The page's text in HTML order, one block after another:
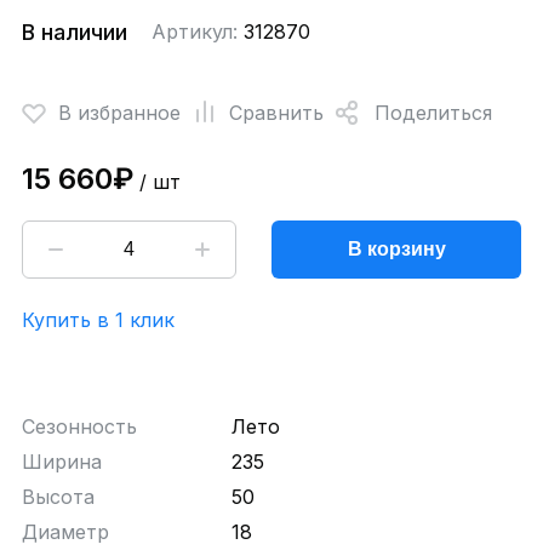
В наличии Артикул: 312870
В избранное Сравнить Поделиться
15 660₽/ шт
В корзину
Купить в 1 клик
Сезонность
Лето
Ширина
235
Высота
50
Диаметр
18